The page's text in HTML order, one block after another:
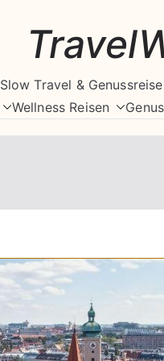
Slow Travel &
Wellness Reisen